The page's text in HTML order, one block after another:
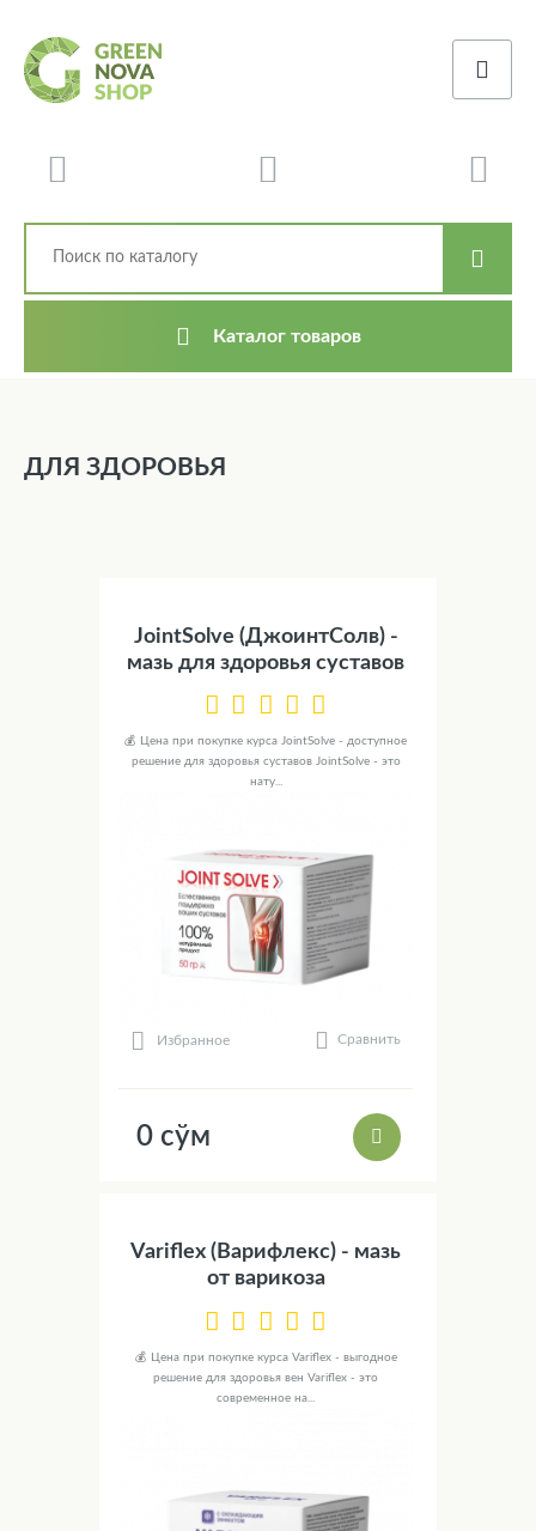
Каталог товаров
ДЛЯ ЗДОРОВЬЯ
JointSolve (ДжоинтСолв) -
мазь для здоровья суставов
💰 Цена при покупке курса JointSolve - доступное
решение для здоровья суставов JointSolve - это
нату...
Избранное Сравнить
0 сўм
Variflex (Варифлекс) - мазь
от варикоза
💰 Цена при покупке курса Variflex - выгодное
решение для здоровья вен Variflex - это
современное на...